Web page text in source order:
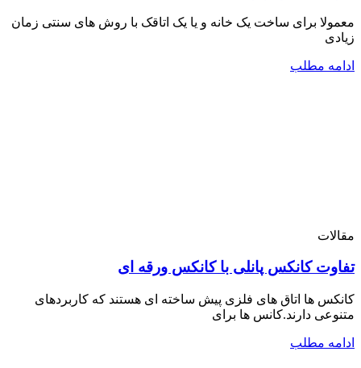
معمولا برای ساخت یک خانه و یا یک اتاقک با روش های سنتی زمان
زیادی
ادامه مطلب
مقالات
تفاوت کانکس پانلی با کانکس ورقه ای
کانکس ها اتاق های فلزی پیش ساخته ای هستند که کاربردهای
متنوعی دارند.کانس ها برای
ادامه مطلب